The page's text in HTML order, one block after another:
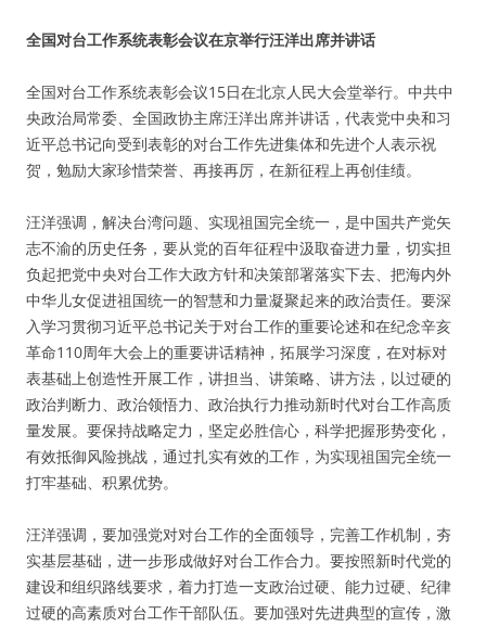
全国对台工作系统表彰会议在京举行汪洋出席并讲话
全国对台工作系统表彰会议15日在北京人民大会堂举行。中共中
央政治局常委、全国政协主席汪洋出席并讲话，代表党中央和习
近平总书记向受到表彰的对台工作先进集体和先进个人表示祝
贺，勉励大家珍惜荣誉、再接再厉，在新征程上再创佳绩。
汪洋强调，解决台湾问题、实现祖国完全统一，是中国共产党矢
志不渝的历史任务，要从党的百年征程中汲取奋进力量，切实担
负起把党中央对台工作大政方针和决策部署落实下去、把海内外
中华儿女促进祖国统一的智慧和力量凝聚起来的政治责任。要深
入学习贯彻习近平总书记关于对台工作的重要论述和在纪念辛亥
革命110周年大会上的重要讲话精神，拓展学习深度，在对标对
表基础上创造性开展工作，讲担当、讲策略、讲方法，以过硬的
政治判断力、政治领悟力、政治执行力推动新时代对台工作高质
量发展。要保持战略定力，坚定必胜信心，科学把握形势变化，
有效抵御风险挑战，通过扎实有效的工作，为实现祖国完全统一
打牢基础、积累优势。
汪洋强调，要加强党对对台工作的全面领导，完善工作机制，夯
实基层基础，进一步形成做好对台工作合力。要按照新时代党的
建设和组织路线要求，着力打造一支政治过硬、能力过硬、纪律
过硬的高素质对台工作干部队伍。要加强对先进典型的宣传，激